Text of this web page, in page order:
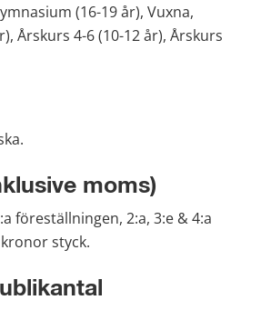
(16-19 år), Vuxna,
Årskurs 4-6 (10-12 år), Årskurs
moms)
föreställningen, 2:a, 3:e & 4:a
styck.